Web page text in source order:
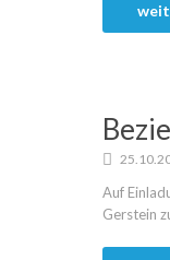
Auf
Gerstein